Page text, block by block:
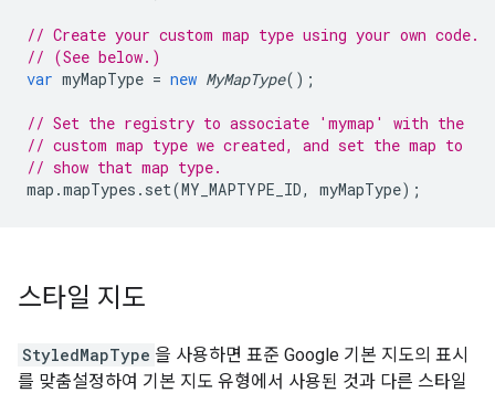
// Create your custom map type using your own code.
// (See below.)
var myMapType = new MyMapType();
// Set the registry to associate 'mymap' with the
// custom map type we created, and set the map to
// show that map type.
map .mapTypes . set(MY_MAPTYPE_ID, myMapType);
스타일 지도
StyledMapType 을 사용하면 표준 Google 기본 지도의 표시
를 맞춤설정하여 기본 지도 유형에서 사용된 것과 다른 스타일